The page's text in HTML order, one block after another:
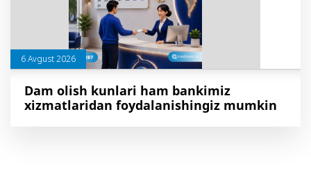
6 Avgust 2026
Dam olish kunlari ham bankimiz
xizmatlaridan foydalanishingiz mumkin